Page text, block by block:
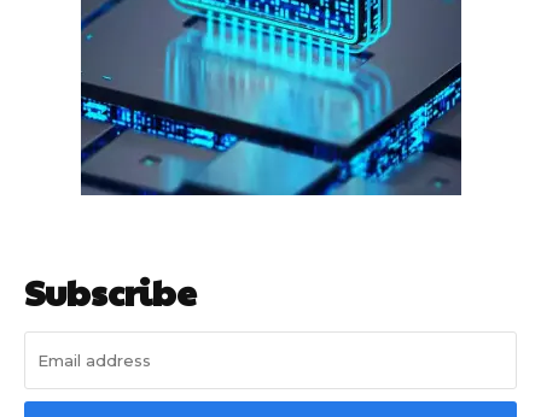
हर खाते के बदले मिलते थे 20 से 25 हजार
साइबर धोखाधड़ी बैंकिंग में
Subscribe